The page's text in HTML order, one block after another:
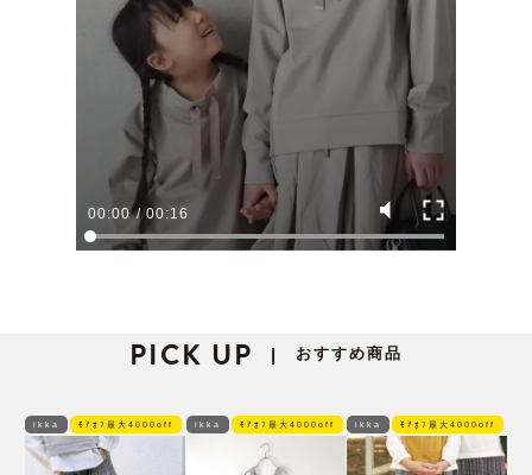
00:00/ 00:16
PICK UP | おすすめ商品
ikka ﾓｱｵﾌ最大4000off ikka ﾓｱｵﾌ最大4000off ikka ﾓｱｵﾌ最大4000off